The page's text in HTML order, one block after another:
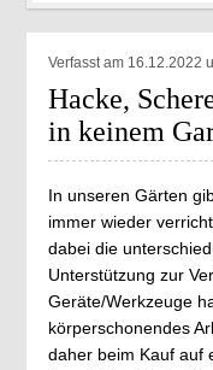
Verfasst am 16.12.2022
Hacke,
in keinem
In unseren Gärten
immer wieder
dabei die
Unterstützung zur
Geräte/Werkzeuge
körperschonendes
daher beim Kauf auf